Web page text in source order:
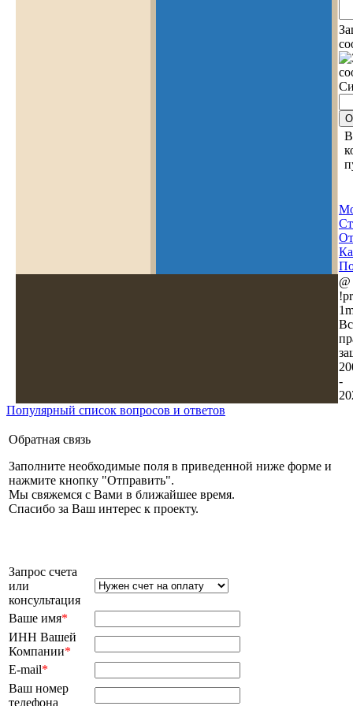
@
-
Популярный список вопросов и ответов
Обратная связь
Заполните необходимые поля в приведенной ниже форме и
нажмите кнопку "Отправить".
Мы свяжемся с Вами в ближайшее время.
Спасибо за Ваш интерес к проекту.
Запрос счета
или
консультация
Ваше имя*
ИНН Вашей
Компании*
E-mail*
Ваш номер
телефона